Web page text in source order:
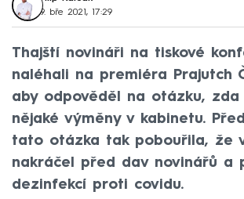
9. bře 2021, 17:29
Thajští novináři na tiskové
naléhali na premiéra Prajutch
aby odpověděl na otázku, zda
nějaké výměny v kabinetu.
tato otázka tak pobouřila, že
nakráčel před dav novinářů a
dezinfekcí proti covidu.